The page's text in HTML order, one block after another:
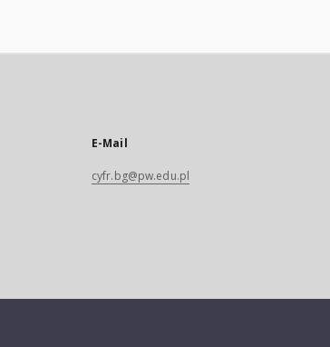
E-Mail
cyfr.bg@pw.edu.pl